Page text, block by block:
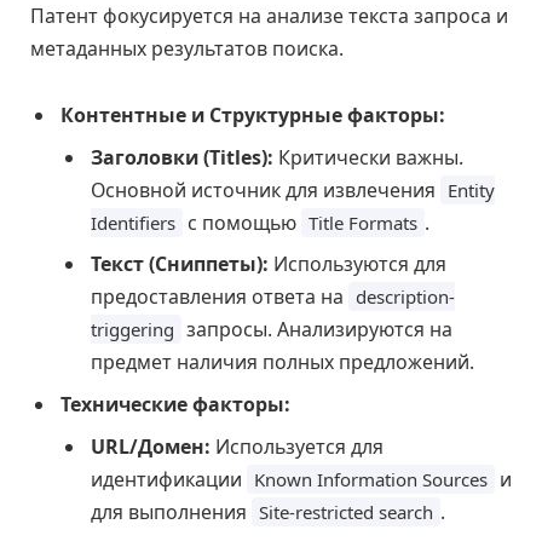
Патент фокусируется на анализе текста запроса и
метаданных результатов поиска.
Контентные и Структурные факторы:
Заголовки (Titles): Критически важны.
Основной источник для извлечения Entity
Identifiers с помощью Title Formats .
Текст (Сниппеты): Используются для
предоставления ответа на description-
triggering запросы. Анализируются на
предмет наличия полных предложений.
Технические факторы:
URL/Домен: Используется для
идентификации Known Information Sources и
для выполнения Site-restricted search .